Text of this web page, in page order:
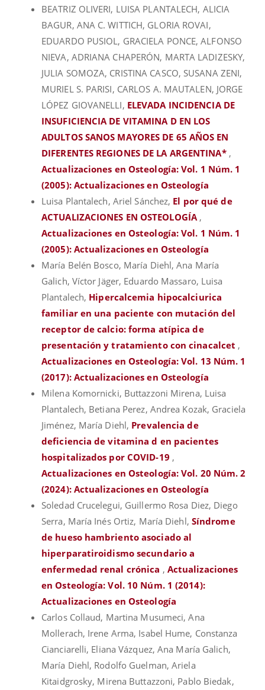
BEATRIZ OLIVERI, LUISA PLANTALECH, ALICIA
BAGUR, ANA C. WITTICH, GLORIA ROVAI,
EDUARDO PUSIOL, GRACIELA PONCE, ALFONSO
NIEVA, ADRIANA CHAPERÓN, MARTA LADIZESKY,
JULIA SOMOZA, CRISTINA CASCO, SUSANA ZENI,
MURIEL S. PARISI, CARLOS A. MAUTALEN, JORGE
LÓPEZ GIOVANELLI, ELEVADA INCIDENCIA DE
INSUFICIENCIA DE VITAMINA D EN LOS
ADULTOS SANOS MAYORES DE 65 AÑOS EN
DIFERENTES REGIONES DE LA ARGENTINA* ,
Actualizaciones en Osteología: Vol. 1 Núm. 1
(2005): Actualizaciones en Osteología
Luisa Plantalech, Ariel Sánchez, El por qué de
ACTUALIZACIONES EN OSTEOLOGÍA ,
Actualizaciones en Osteología: Vol. 1 Núm. 1
(2005): Actualizaciones en Osteología
María Belén Bosco, María Diehl, Ana María
Galich, Víctor Jäger, Eduardo Massaro, Luisa
Plantalech, Hipercalcemia hipocalciurica
familiar en una paciente con mutación del
receptor de calcio: forma atípica de
presentación y tratamiento con cinacalcet ,
Actualizaciones en Osteología: Vol. 13 Núm. 1
(2017): Actualizaciones en Osteología
Milena Komornicki, Buttazzoni Mirena, Luisa
Plantalech, Betiana Perez, Andrea Kozak, Graciela
Jiménez, María Diehl, Prevalencia de
deficiencia de vitamina d en pacientes
hospitalizados por COVID-19 ,
Actualizaciones en Osteología: Vol. 20 Núm. 2
(2024): Actualizaciones en Osteología
Soledad Crucelegui, Guillermo Rosa Diez, Diego
Serra, María Inés Ortiz, María Diehl, Síndrome
de hueso hambriento asociado al
hiperparatiroidismo secundario a
enfermedad renal crónica , Actualizaciones
en Osteología: Vol. 10 Núm. 1 (2014):
Actualizaciones en Osteología
Carlos Collaud, Martina Musumeci, Ana
Mollerach, Irene Arma, Isabel Hume, Constanza
Cianciarelli, Eliana Vázquez, Ana María Galich,
María Diehl, Rodolfo Guelman, Ariela
Kitaidgrosky, Mirena Buttazzoni, Pablo Biedak,